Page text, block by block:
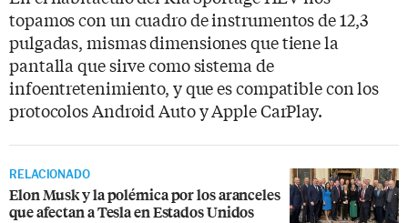
topamos con un cuadro de instrumentos de 12,3
pulgadas, mismas dimensiones que tiene la
pantalla que sirve como sistema de
infoentretenimiento, y que es compatible con los
protocolos Android Auto y Apple CarPlay.
RELACIONADO
Elon Musk y la polémica por los aranceles
que afectan a Tesla en Estados Unidos